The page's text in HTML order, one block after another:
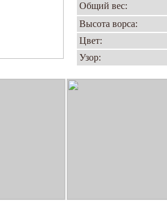
Общий вес:
Высота ворса:
Цвет:
Узор: